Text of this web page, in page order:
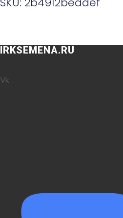
IRKSEMENA.RU
Vk